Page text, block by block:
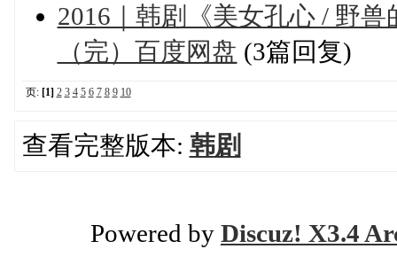
2016｜韩剧《美女孔心 / 野
（完）百度网盘 (3篇回复)
页: [1] 2 3 4 5 6 7 8 9 10
查看完整版本: 韩剧
Powered by Discuz! X3.4